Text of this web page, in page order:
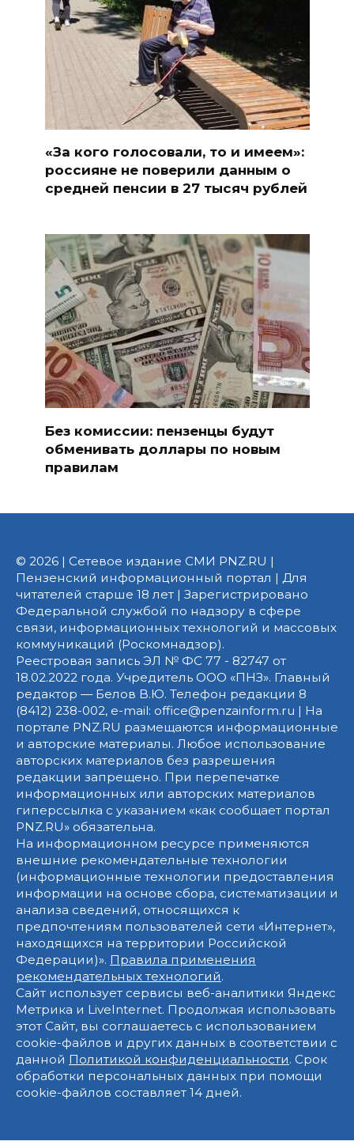
«За кого голосовали, то и имеем»:
россияне не поверили данным о
средней пенсии в 27 тысяч рублей
Без комиссии: пензенцы будут
обменивать доллары по новым
правилам
© 2026 | Сетевое издание СМИ PNZ.RU |
Пензенский информационный портал | Для
читателей старше 18 лет | Зарегистрировано
Федеральной службой по надзору в сфере
связи, информационных технологий и массовых
коммуникаций (Роскомнадзор).
Реестровая запись ЭЛ № ФС 77 - 82747 от
18.02.2022 года. Учредитель ООО «ПНЗ». Главный
редактор — Белов В.Ю. Телефон редакции 8
(8412) 238-002, e-mail: office@penzainform.ru | На
портале PNZ.RU размещаются информационные
и авторские материалы. Любое использование
авторских материалов без разрешения
редакции запрещено. При перепечатке
информационных или авторских материалов
гиперссылка с указанием «как сообщает портал
PNZ.RU» обязательна.
На информационном ресурсе применяются
внешние рекомендательные технологии
(информационные технологии предоставления
информации на основе сбора, систематизации и
анализа сведений, относящихся к
предпочтениям пользователей сети «Интернет»,
находящихся на территории Российской
Федерации)». Правила применения
рекомендательных технологий.
Сайт использует сервисы веб-аналитики Яндекс
Метрика и LiveInternet. Продолжая использовать
этот Сайт, вы соглашаетесь с использованием
cookie-файлов и других данных в соответствии с
данной Политикой конфиденциальности. Срок
обработки персональных данных при помощи
cookie-файлов составляет 14 дней.